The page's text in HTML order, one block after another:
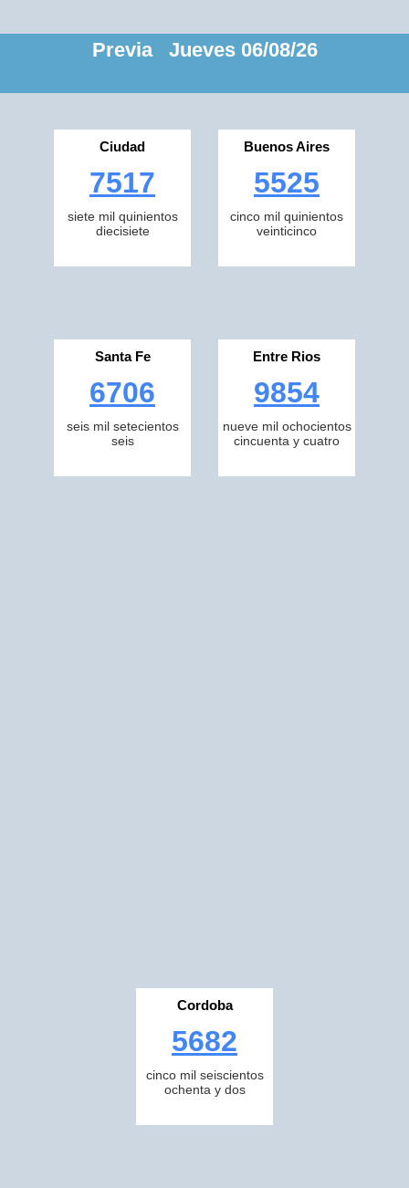
Previa Jueves 06/08/26
Ciudad
7517
siete mil quinientos
diecisiete
Buenos Aires
5525
cinco mil quinientos
veinticinco
Santa Fe
6706
seis mil setecientos
seis
Entre Rios
9854
nueve mil ochocientos
cincuenta y cuatro
Cordoba
5682
cinco mil seiscientos
ochenta y dos